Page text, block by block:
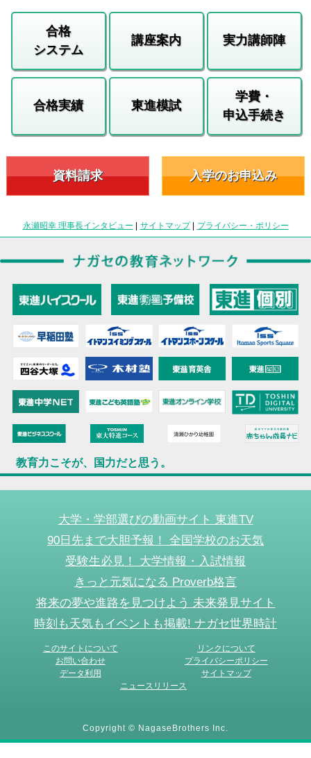
合格
システム
講座案内 実力講師陣
合格実績 東進模試
学費・
申込手続き
資料請求 入学のお申込み
永瀬昭幸 理事長インタビュー サイトマップ| プライバシー・ポリシー
教育力こそが、国力だと思う。
大学・学部選びの動画サイト 東進TV
90日先まで大胆予報！ 全国学校のお天気
受験生必見！ 大学情報・入試情報
きっと元気になる Proverb格言
将来の夢や進路を見つけよう 未来発見サイト
時刻も天気もイベントも掲載! ナガセ世界時計
このサイトについて
リンクについて
お問い合わせ
プライバシーポリシー
データ利用
サイトマップ
ニュースリリース
Copyright © NagaseBrothers Inc.